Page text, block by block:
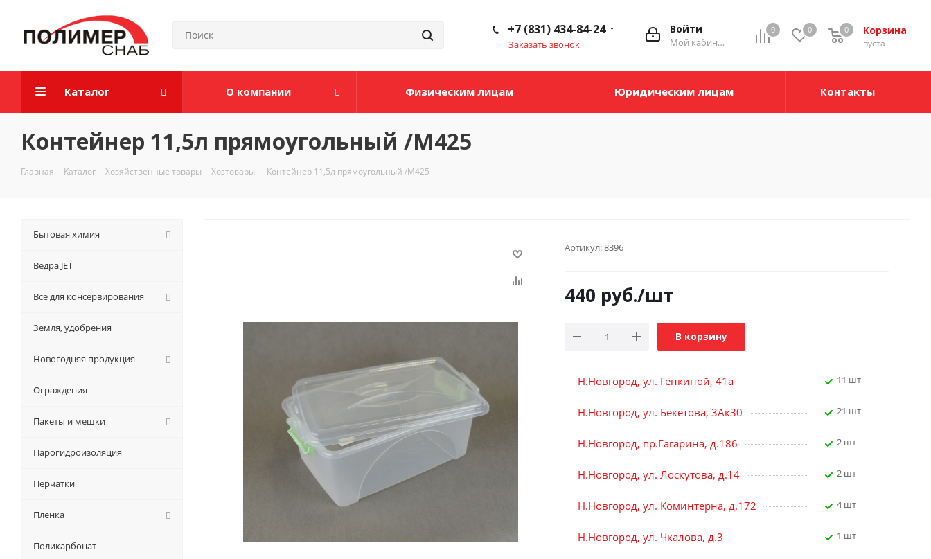
0 0 Корзина
пуста
0
Войти
Мой кабинет
+7 (831) 434-84-24
Заказать звонок
Каталог О компании Физическим лицам Юридическим лицам Контакты
Контейнер 11,5л прямоугольный /М425
Главная - Каталог - Хозяйственные товары - Хозтовары - Контейнер 11,5л прямоугольный /М425
Артикул:8396
440 руб./шт
В корзину
Н.Новгород, ул. Генкиной, 41а 11 шт
Н.Новгород, ул. Бекетова, 3Ак30 21 шт
Н.Новгород, пр.Гагарина, д.186 2 шт
Н.Новгород, ул. Лоскутова, д.14 2 шт
Н.Новгород, ул. Коминтерна, д.172 4 шт
Н.Новгород, ул. Чкалова, д.3 1 шт
Бытовая химия
Вёдра JET
Все для консервирования
Земля, удобрения
Новогодняя продукция
Ограждения
Пакеты и мешки
Парогидроизоляция
Перчатки
Пленка
Поликарбонат